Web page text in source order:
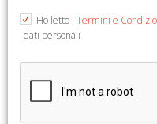
A cura di M. Romeo.
e Dintorni. 5).
Ho letto i Termini e
dati personali